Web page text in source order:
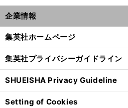
企業情報
集英社ホームページ
集英社プライバシーガイドライン
SHUEISHA Privacy Guideline
Setting of Cookies